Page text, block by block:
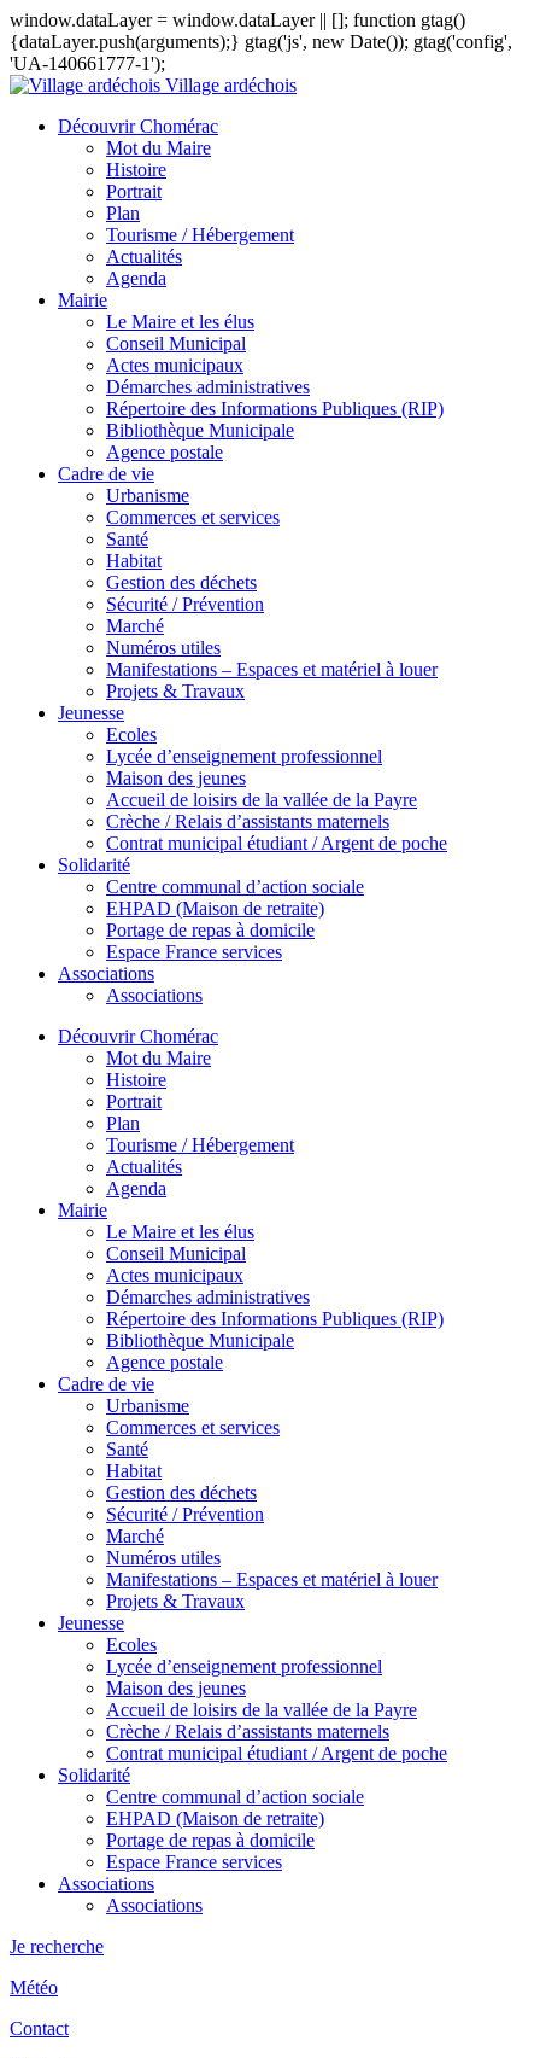
window.dataLayer = window.dataLayer || []; function gtag()
{dataLayer.push(arguments);} gtag('js', new Date()); gtag('config',
'UA-140661777-1');
Village ardéchois
Découvrir Chomérac
Mot du Maire
Histoire
Portrait
Plan
Tourisme / Hébergement
Actualités
Agenda
Mairie
Le Maire et les élus
Conseil Municipal
Actes municipaux
Démarches administratives
Répertoire des Informations Publiques (RIP)
Bibliothèque Municipale
Agence postale
Cadre de vie
Urbanisme
Commerces et services
Santé
Habitat
Gestion des déchets
Sécurité / Prévention
Marché
Numéros utiles
Manifestations – Espaces et matériel à louer
Projets & Travaux
Jeunesse
Ecoles
Lycée d’enseignement professionnel
Maison des jeunes
Accueil de loisirs de la vallée de la Payre
Crèche / Relais d’assistants maternels
Contrat municipal étudiant / Argent de poche
Solidarité
Centre communal d’action sociale
EHPAD (Maison de retraite)
Portage de repas à domicile
Espace France services
Associations
Associations
Découvrir Chomérac
Mot du Maire
Histoire
Portrait
Plan
Tourisme / Hébergement
Actualités
Agenda
Mairie
Le Maire et les élus
Conseil Municipal
Actes municipaux
Démarches administratives
Répertoire des Informations Publiques (RIP)
Bibliothèque Municipale
Agence postale
Cadre de vie
Urbanisme
Commerces et services
Santé
Habitat
Gestion des déchets
Sécurité / Prévention
Marché
Numéros utiles
Manifestations – Espaces et matériel à louer
Projets & Travaux
Jeunesse
Ecoles
Lycée d’enseignement professionnel
Maison des jeunes
Accueil de loisirs de la vallée de la Payre
Crèche / Relais d’assistants maternels
Contrat municipal étudiant / Argent de poche
Solidarité
Centre communal d’action sociale
EHPAD (Maison de retraite)
Portage de repas à domicile
Espace France services
Associations
Associations
Je recherche
Météo
Contact